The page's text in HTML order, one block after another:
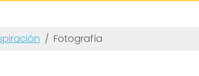
Fotografía